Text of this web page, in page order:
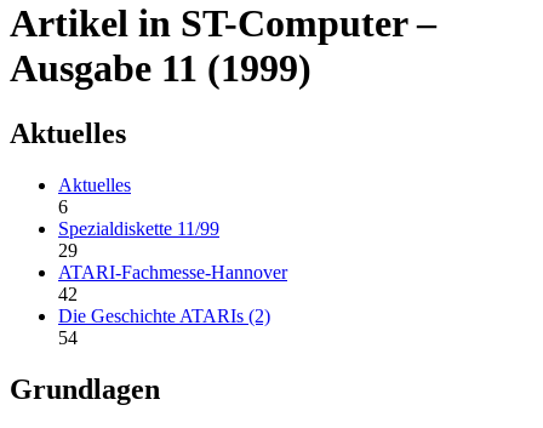
Artikel in ST-Computer –
Ausgabe 11 (1999)
Aktuelles
Aktuelles
6
Spezialdiskette 11/99
29
ATARI-Fachmesse-Hannover
42
Die Geschichte ATARIs (2)
54
Grundlagen